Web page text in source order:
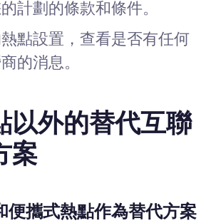
計劃的條款和條件。
點設置，查看是否有任何
的消息。
以外的替代互聯
案
便攜式熱點作為替代方案